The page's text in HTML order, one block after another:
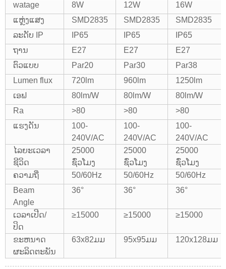
watage
8W 12W
16W
ແຫຼ່ງແສງ
SMD2835 SMD2835
SMD2835
ລະດັບ IP
IP65 IP65
IP65
ຖານ
E27 E27
E27
ຕົວແບບ
Par20 Par30
Par38
Lumen flux
720lm 960lm
1250lm
ເອຟ
80lm/W 80lm/W
80lm/W
Ra
>80 >80
>80
ແຮງດັນ
100-
240V/AC
100-
240V/AC
100-
240V/AC
ໄລຍະເວລາ
ຊີວິດ
25000
ຊົ່ວໂມງ
25000
ຊົ່ວໂມງ
25000
ຊົ່ວໂມງ
ຄວາມຖີ່
50/60Hz 50/60Hz
50/60Hz
Beam
Angle
36° 36° 36°
ເວລາເປີດ/
ປິດ
≥15000 ≥15000 ≥15000
ຂະຫນາດ
ຜະລິດຕະພັນ
63x82ມມ 95x95ມມ 120x128ມມ